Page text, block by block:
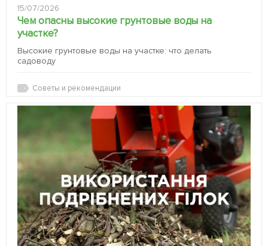
15/07/2026
Чем опасны высокие грунтовые воды на
участке?
Высокие грунтовые воды на участке: что делать
садоводу
Советы и рекомендации